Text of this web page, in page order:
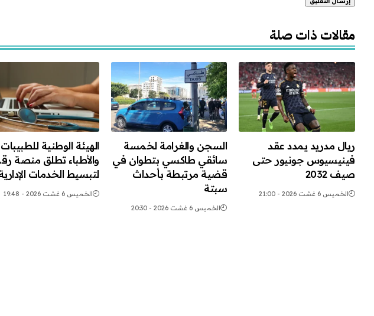
مقالات ذات صلة
ريال مدريد يمدد عقد
فينيسيوس جونيور حتى
صيف 2032
الخميس 6 غشت 2026 - 21:00
السجن والغرامة لخمسة
سائقي طاكسي بتطوان في
قضية مرتبطة بأحداث
سبتة
الخميس 6 غشت 2026 - 20:30
الهيئة الوطنية للطبيبات
والأطباء تطلق منصة
لتبسيط الخدمات
الخميس 6 غشت 2026 - 19:48